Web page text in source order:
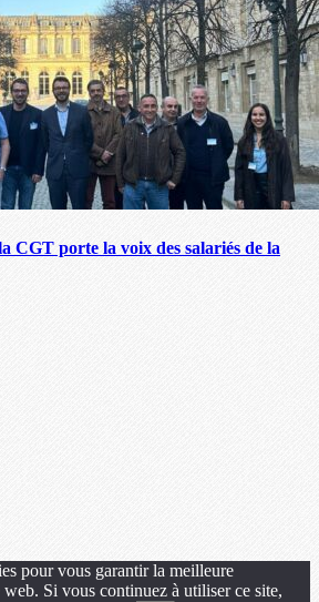
CGT porte la voix des salariés de la
pour vous garantir la meilleure
Si vous continuez à utiliser ce site,